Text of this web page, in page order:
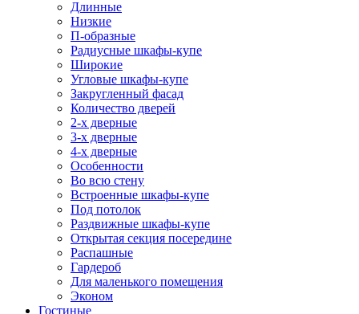
Длинные
Низкие
П-образные
Радиусные шкафы-купе
Широкие
Угловые шкафы-купе
Закругленный фасад
Количество дверей
2-х дверные
3-х дверные
4-х дверные
Особенности
Во всю стену
Встроенные шкафы-купе
Под потолок
Раздвижные шкафы-купе
Открытая секция посередине
Распашные
Гардероб
Для маленького помещения
Эконом
Гостиные